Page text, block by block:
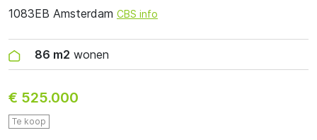
1083EB Amsterdam CBS info
86 m2 wonen
€ 525.000
Te koop